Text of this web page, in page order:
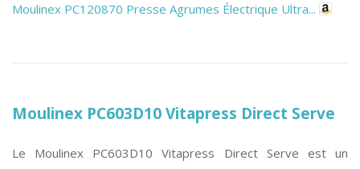
Moulinex PC120870 Presse Agrumes Électrique Ultra...
Moulinex PC603D10 Vitapress Direct Serve
Le Moulinex PC603D10 Vitapress Direct Serve est un